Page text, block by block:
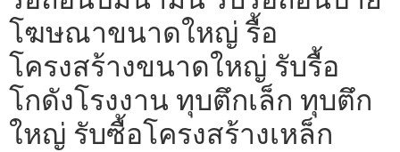
โฆษณาขนาดใหญ่ รื้อ
โครงสร้างขนาดใหญ่ รับรื้อ
โกดังโรงงาน ทุบตึกเล็ก ทุบตึก
ใหญ่ รับซื้อโครงสร้างเหล็ก